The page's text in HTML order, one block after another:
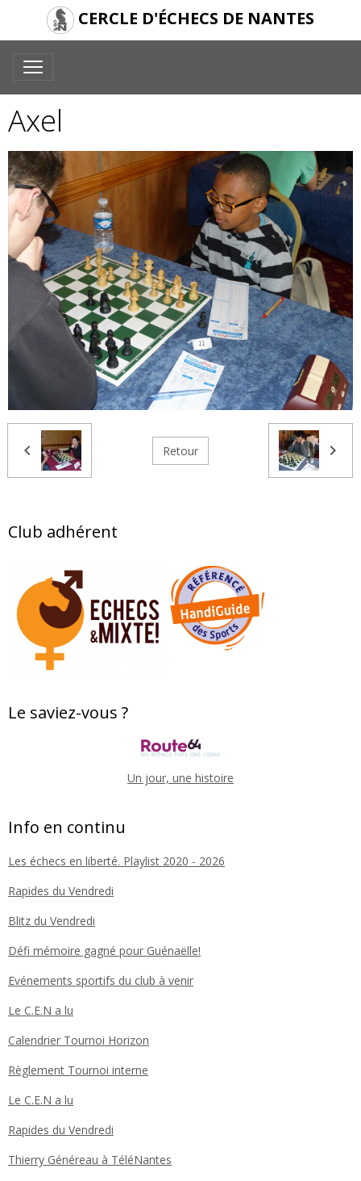
CERCLE D'ÉCHECS DE NANTES
Axel
Retour
Club adhérent
Le saviez-vous ?
Un jour, une histoire
Info en continu
Les échecs en liberté. Playlist 2020 - 2026
Rapides du Vendredi
Blitz du Vendredi
Défi mémoire gagné pour Guénaëlle!
Evénements sportifs du club à venir
Le C.E.N a lu
Calendrier Tournoi Horizon
Règlement Tournoi interne
Le C.E.N a lu
Rapides du Vendredi
Thierry Généreau à TéléNantes